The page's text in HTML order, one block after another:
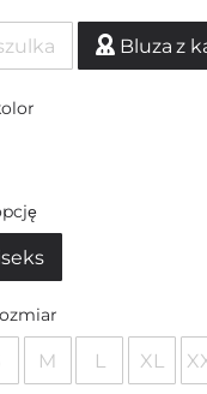
Bluza z
M L XL